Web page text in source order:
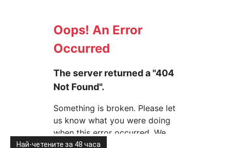
Най-четените за 48 часа